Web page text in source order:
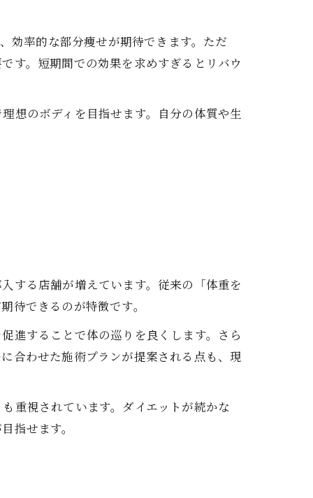
効率的な部分痩せが期待できます。ただ
す。短期間での効果を求めすぎるとリバウ
想のボディを目指せます。自分の体質や生
する店舗が増えています。従来の「体重を
待できるのが特徴です。
進することで体の巡りを良くします。さら
合わせた施術プランが提案される点も、現
重視されています。ダイエットが続かな
指せます。